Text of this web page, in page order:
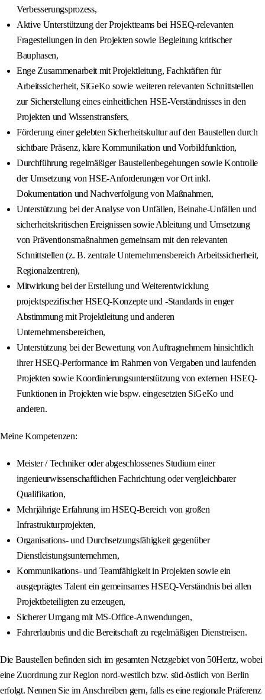
Verbesserungsprozess,
Aktive Unterstützung der Projektteams bei HSEQ-relevanten
Fragestellungen in den Projekten sowie Begleitung kritischer
Bauphasen,
Enge Zusammenarbeit mit Projektleitung, Fachkräften für
Arbeitssicherheit, SiGeKo sowie weiteren relevanten Schnittstellen
zur Sicherstellung eines einheitlichen HSE-Verständnisses in den
Projekten und Wissenstransfers,
Förderung einer gelebten Sicherheitskultur auf den Baustellen durch
sichtbare Präsenz, klare Kommunikation und Vorbildfunktion,
Durchführung regelmäßiger Baustellenbegehungen sowie Kontrolle
der Umsetzung von HSE-Anforderungen vor Ort inkl.
Dokumentation und Nachverfolgung von Maßnahmen,
Unterstützung bei der Analyse von Unfällen, Beinahe-Unfällen und
sicherheitskritischen Ereignissen sowie Ableitung und Umsetzung
von Präventionsmaßnahmen gemeinsam mit den relevanten
Schnittstellen (z. B. zentrale Unternehmensbereich Arbeitssicherheit,
Regionalzentren),
Mitwirkung bei der Erstellung und Weiterentwicklung
projektspezifischer HSEQ-Konzepte und -Standards in enger
Abstimmung mit Projektleitung und anderen
Unternehmensbereichen,
Unterstützung bei der Bewertung von Auftragnehmern hinsichtlich
ihrer HSEQ-Performance im Rahmen von Vergaben und laufenden
Projekten sowie Koordinierungsunterstützung von externen HSEQ-
Funktionen in Projekten wie bspw. eingesetzten SiGeKo und
anderen.
Meine Kompetenzen:
Meister / Techniker oder abgeschlossenes Studium einer
ingenieurwissenschaftlichen Fachrichtung oder vergleichbarer
Qualifikation,
Mehrjährige Erfahrung im HSEQ-Bereich von großen
Infrastrukturprojekten,
Organisations- und Durchsetzungsfähigkeit gegenüber
Dienstleistungsunternehmen,
Kommunikations- und Teamfähigkeit in Projekten sowie ein
ausgeprägtes Talent ein gemeinsames HSEQ-Verständnis bei allen
Projektbeteiligten zu erzeugen,
Sicherer Umgang mit MS-Office-Anwendungen,
Fahrerlaubnis und die Bereitschaft zu regelmäßigen Dienstreisen.
Die Baustellen befinden sich im gesamten Netzgebiet von 50Hertz, wobei
eine Zuordnung zur Region nord-westlich bzw. süd-östlich von Berlin
erfolgt. Nennen Sie im Anschreiben gern, falls es eine regionale Präferenz